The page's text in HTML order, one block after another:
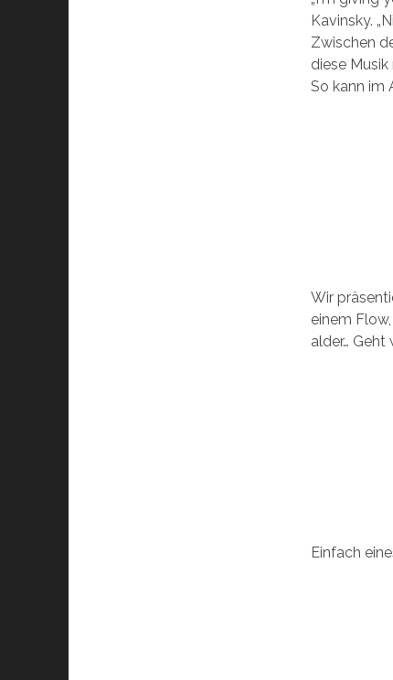
Kavinsky.
Zwischen
diese
So kann im
Wir
einem
alder… Geht
Einfach